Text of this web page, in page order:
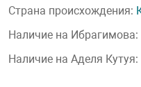
Страна происхождения:
Наличие на Ибрагимова:
Наличие на Аделя Кутуя: